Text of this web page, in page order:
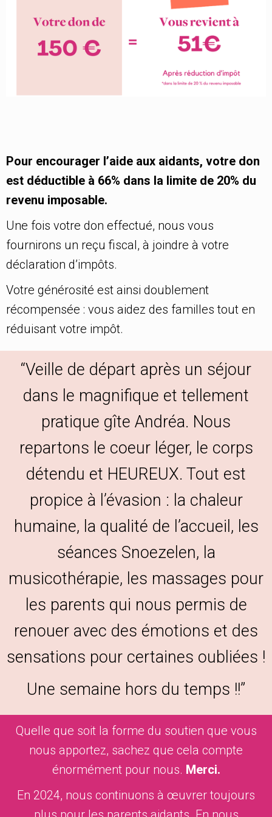
Pour encourager l’aide aux aidants, votre don
est déductible à 66% dans la limite de 20% du
revenu imposable.
Une fois votre don effectué, nous vous
fournirons un reçu fiscal, à joindre à votre
déclaration d’impôts.
Votre générosité est ainsi doublement
récompensée : vous aidez des familles tout en
réduisant votre impôt.
“Veille de départ après un séjour
dans le magnifique et tellement
pratique gîte Andréa. Nous
repartons le coeur léger, le corps
détendu et HEUREUX. Tout est
propice à l’évasion : la chaleur
humaine, la qualité de l’accueil, les
séances Snoezelen, la
musicothérapie, les massages pour
les parents qui nous permis de
renouer avec des émotions et des
sensations pour certaines oubliées !
Une semaine hors du temps !!”
Quelle que soit la forme du soutien que vous
nous apportez, sachez que cela compte
énormément pour nous. Merci.
En 2024, nous continuons à œuvrer toujours